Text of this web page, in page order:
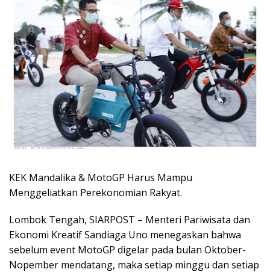
KEK Mandalika & MotoGP Harus Mampu
Menggeliatkan Perekonomian Rakyat.
Lombok Tengah, SIARPOST – Menteri Pariwisata dan
Ekonomi Kreatif Sandiaga Uno menegaskan bahwa
sebelum event MotoGP digelar pada bulan Oktober-
Nopember mendatang, maka setiap minggu dan setiap